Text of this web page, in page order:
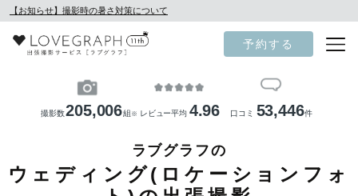
【お知らせ】撮影時の暑さ対策について
予約する
撮影数205,006組 ※ レビュー平均 4.96 口コミ 53,446件
ラブグラフの
ウェディング(ロケーションフォ